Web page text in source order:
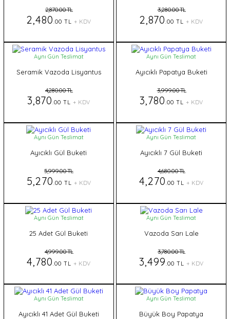
2,870.00 TL
2,480.00 TL + KDV
3,280.00 TL
2,870.00 TL+ KDV
Aynı Gün Teslimat
Seramik Vazoda Lisyantus
4,280.00 TL
3,870.00 TL+ KDV
Aynı Gün Teslimat
Ayıcıklı Papatya Buketi
3,999.00 TL
3,780.00 TL+ KDV
Aynı Gün Teslimat
Ayıcıklı Gül Buketi
5,999.00 TL
5,270.00 TL + KDV
Aynı Gün Teslimat
Ayıcıklı 7 Gül Buketi
4,680.00 TL
4,270.00 TL+ KDV
Aynı Gün Teslimat
25 Adet Gül Buketi
4,999.00 TL
4,780.00 TL+ KDV
Aynı Gün Teslimat
Vazoda Sarı Lale
3,780.00 TL
3,499.00 TL+ KDV
Aynı Gün Teslimat
Ayıcıklı 41 Adet Gül Buketi
Aynı Gün Teslimat
Büyük Boy Papatya